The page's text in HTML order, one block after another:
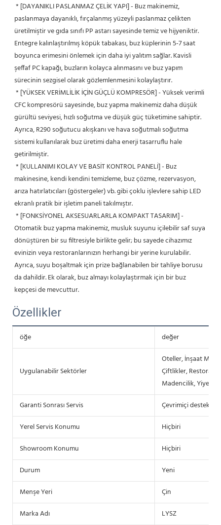
* [DAYANIKLI PASLANMAZ ÇELİK YAPI] - Buz makinemiz,
paslanmaya dayanıklı, fırçalanmış yüzeyli paslanmaz çelikten
üretilmiştir ve gıda sınıfı PP astarı sayesinde temiz ve hijyeniktir.
Entegre kalınlaştırılmış köpük tabakası, buz küplerinin 5-7 saat
boyunca erimesini önlemek için daha iyi yalıtım sağlar. Kavisli
şeffaf PC kapağı, buzların kolayca alınmasını ve buz yapım
sürecinin sezgisel olarak gözlemlenmesini kolaylaştırır.
* [YÜKSEK VERİMLİLİK İÇİN GÜÇLÜ KOMPRESÖR] - Yüksek verimli
CFC kompresörü sayesinde, buz yapma makinemiz daha düşük
gürültü seviyesi, hızlı soğutma ve düşük güç tüketimine sahiptir.
Ayrıca, R290 soğutucu akışkanı ve hava soğutmalı soğutma
sistemi kullanılarak buz üretimi daha enerji tasarruflu hale
getirilmiştir.
* [KULLANIMI KOLAY VE BASİT KONTROL PANELİ] - Buz
makinesine, kendi kendini temizleme, buz çözme, rezervasyon,
arıza hatırlatıcıları (göstergeler) vb. gibi çoklu işlevlere sahip LED
ekranlı pratik bir işletim paneli takılmıştır.
* [FONKSİYONEL AKSESUARLARLA KOMPAKT TASARIM] -
Otomatik buz yapma makinemiz, musluk suyunu içilebilir saf suya
dönüştüren bir su filtresiyle birlikte gelir; bu sayede cihazımız
evinizin veya restoranlarınızın herhangi bir yerine kurulabilir.
Ayrıca, suyu boşaltmak için prize bağlanabilen bir tahliye borusu
da dahildir. Ek olarak, buz almayı kolaylaştırmak için bir buz
kepçesi de mevcuttur.
Özellikler
öğe değer
Uygulanabilir Sektörler
Oteller, İnşaat
Çiftlikler,
Madencilik,
Garanti Sonrası Servis
Çevrimiçi destek,
Yerel Servis Konumu
Hiçbiri
Showroom Konumu
Hiçbiri
Durum
Yeni
Menşe Yeri
Çin
Marka Adı
LYSZ